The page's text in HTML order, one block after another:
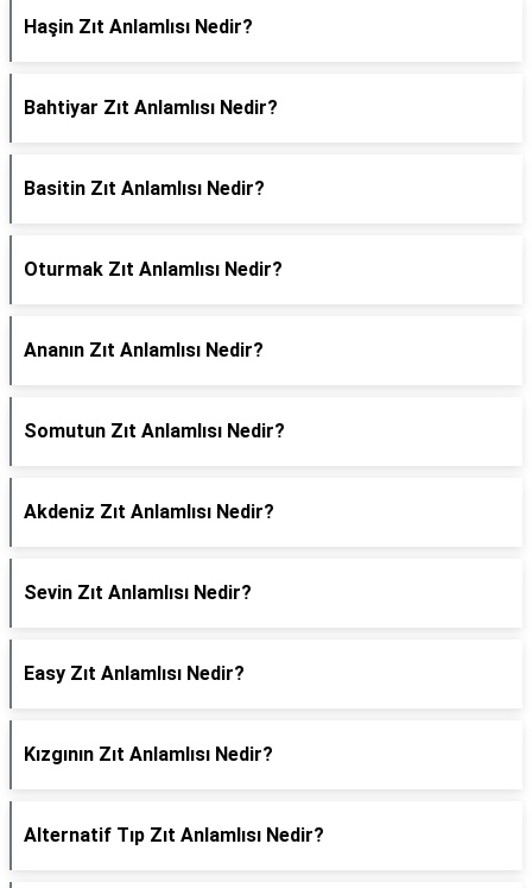
Haşin Zıt Anlamlısı Nedir?
Bahtiyar Zıt Anlamlısı Nedir?
Basitin Zıt Anlamlısı Nedir?
Oturmak Zıt Anlamlısı Nedir?
Ananın Zıt Anlamlısı Nedir?
Somutun Zıt Anlamlısı Nedir?
Akdeniz Zıt Anlamlısı Nedir?
Sevin Zıt Anlamlısı Nedir?
Easy Zıt Anlamlısı Nedir?
Kızgının Zıt Anlamlısı Nedir?
Alternatif Tıp Zıt Anlamlısı Nedir?